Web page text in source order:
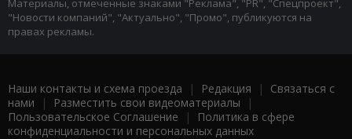
Материалы, отмеченные знаками "Реклама", "PR", "Спецпроект",
"Новости компаний", "Актуально", "Промо", публикуются на
правах рекламы.
Наши контакты и схема проезда | Редакция | Связаться с
нами | Разместить свои видеоматериалы |
Пользовательское Соглашение |
Политика в сфере
конфиденциальности и персональных данных